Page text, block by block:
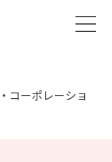
コーポレーショ